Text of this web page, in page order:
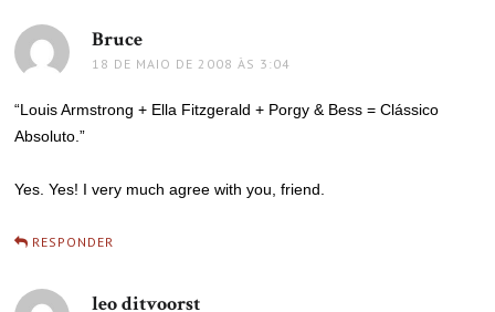
Bruce
18 DE MAIO DE 2008 ÀS 3:04
“Louis Armstrong + Ella Fitzgerald + Porgy & Bess = Clássico
Absoluto.”
Yes. Yes! I very much agree with you, friend.
RESPONDER
leo ditvoorst